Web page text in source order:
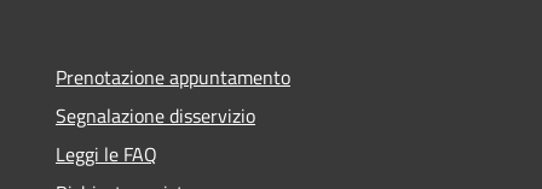
Prenotazione appuntamento
Segnalazione disservizio
Leggi le FAQ